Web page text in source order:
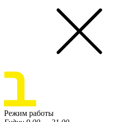
Режим работы